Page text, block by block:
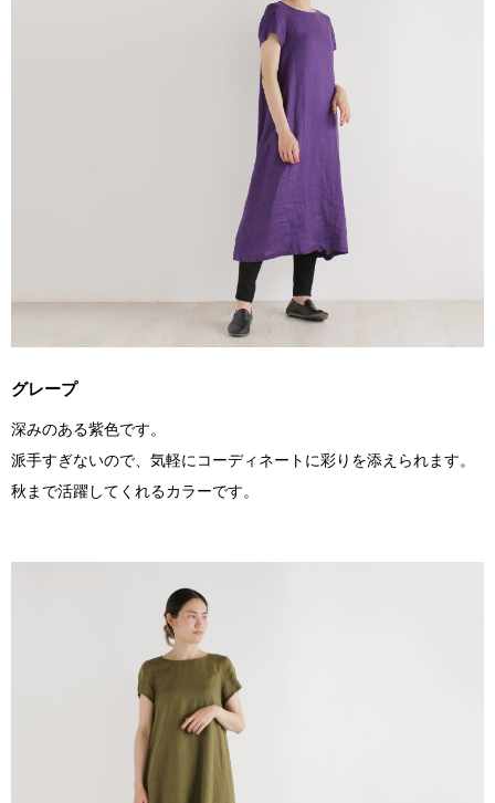
グレープ
深みのある紫色です。
派手すぎないので、気軽にコーディネートに彩りを添えられます。
秋まで活躍してくれるカラーです。